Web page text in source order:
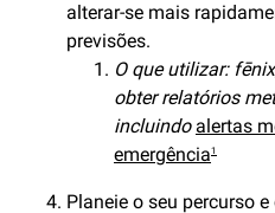
alterar-se mais
previsões.
O que utilizar:
obter relatórios
incluindo alertas
emergência1
Planeie o seu percurso